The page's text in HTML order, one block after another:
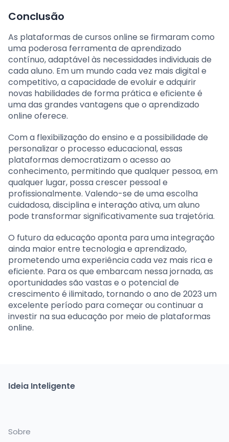
Conclusão
As plataformas de cursos online se firmaram como
uma poderosa ferramenta de aprendizado
contínuo, adaptável às necessidades individuais de
cada aluno. Em um mundo cada vez mais digital e
competitivo, a capacidade de evoluir e adquirir
novas habilidades de forma prática e eficiente é
uma das grandes vantagens que o aprendizado
online oferece.
Com a flexibilização do ensino e a possibilidade de
personalizar o processo educacional, essas
plataformas democratizam o acesso ao
conhecimento, permitindo que qualquer pessoa, em
qualquer lugar, possa crescer pessoal e
profissionalmente. Valendo-se de uma escolha
cuidadosa, disciplina e interação ativa, um aluno
pode transformar significativamente sua trajetória.
O futuro da educação aponta para uma integração
ainda maior entre tecnologia e aprendizado,
prometendo uma experiência cada vez mais rica e
eficiente. Para os que embarcam nessa jornada, as
oportunidades são vastas e o potencial de
crescimento é ilimitado, tornando o ano de 2023 um
excelente período para começar ou continuar a
investir na sua educação por meio de plataformas
online.
Ideia Inteligente
Sobre